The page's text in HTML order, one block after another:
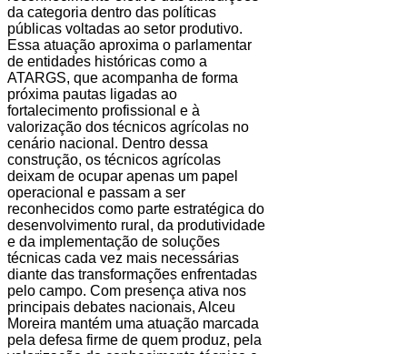
da categoria dentro das políticas
públicas voltadas ao setor produtivo.
Essa atuação aproxima o parlamentar
de entidades históricas como a
ATARGS, que acompanha de forma
próxima pautas ligadas ao
fortalecimento profissional e à
valorização dos técnicos agrícolas no
cenário nacional. Dentro dessa
construção, os técnicos agrícolas
deixam de ocupar apenas um papel
operacional e passam a ser
reconhecidos como parte estratégica do
desenvolvimento rural, da produtividade
e da implementação de soluções
técnicas cada vez mais necessárias
diante das transformações enfrentadas
pelo campo. Com presença ativa nos
principais debates nacionais, Alceu
Moreira mantém uma atuação marcada
pela defesa firme de quem produz, pela